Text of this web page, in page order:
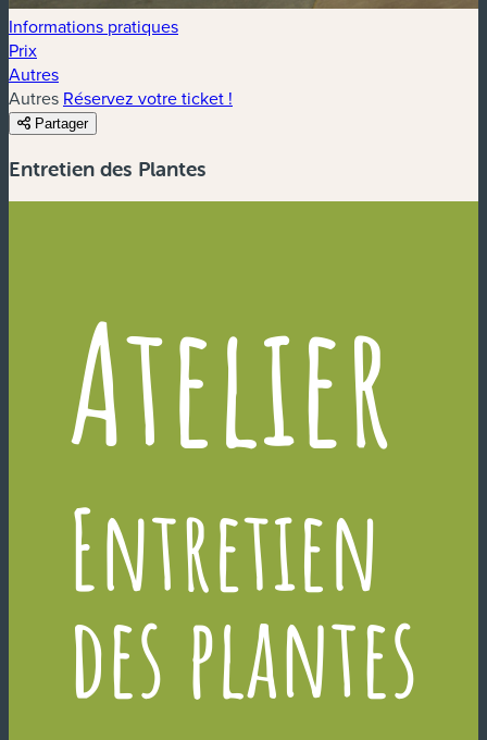
Informations pratiques
Prix
Autres
Autres Réservez votre ticket !
Partager
Entretien des Plantes